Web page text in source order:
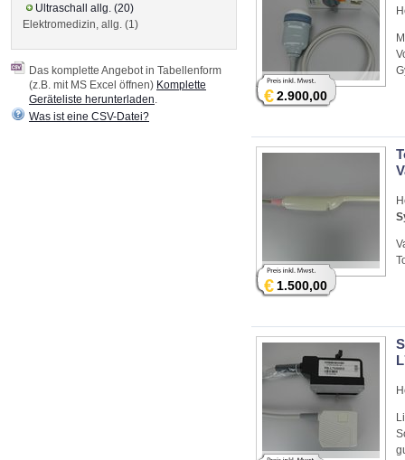
€2.900,00
€1.500,00
Ultraschall allg. (20)
Elektromedizin, allg. (1)
Das komplette Angebot in Tabellenform
(z.B. mit MS Excel öffnen) Komplette
Geräteliste herunterladen
Was ist eine CSV-Datei?